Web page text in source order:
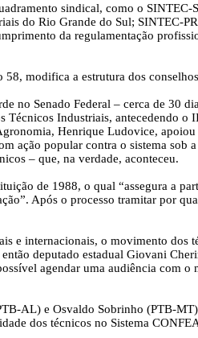
sindical, como o SINTEC-
do Rio Grande do Sul; SINTEC-
da regulamentação
modifica a estrutura dos
no Senado Federal – cerca de 30
Técnicos Industriais, antecedendo o
Henrique Ludovice, apoiou
ação popular contra o sistema sob
– que, na verdade, aconteceu.
de 1988, o qual “assegura a
Após o processo tramitar por
e internacionais, o movimento dos
deputado estadual Giovani
agendar uma audiência com o
AL) e Osvaldo Sobrinho (PTB-
dos técnicos no Sistema